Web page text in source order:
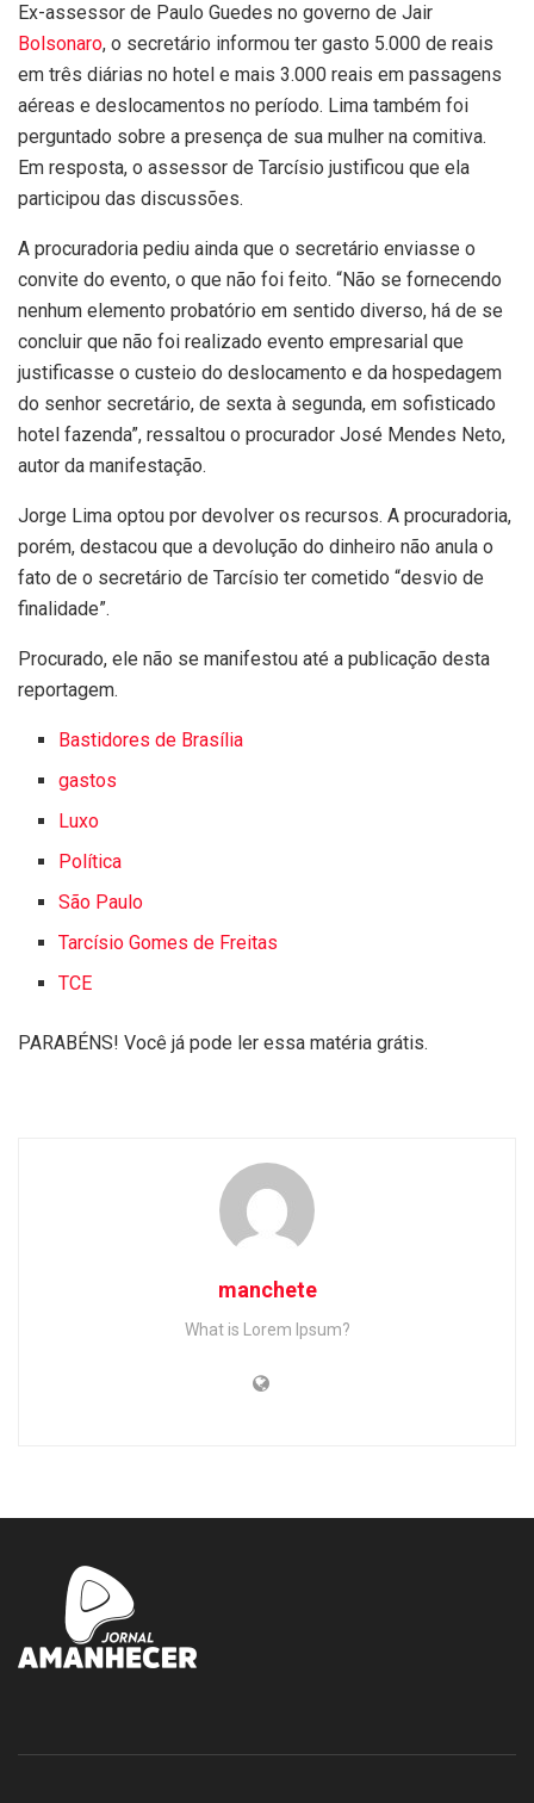
Ex-assessor de Paulo Guedes no governo de Jair
Bolsonaro, o secretário informou ter gasto 5.000 de reais
em três diárias no hotel e mais 3.000 reais em passagens
aéreas e deslocamentos no período. Lima também foi
perguntado sobre a presença de sua mulher na comitiva.
Em resposta, o assessor de Tarcísio justificou que ela
participou das discussões.
A procuradoria pediu ainda que o secretário enviasse o
convite do evento, o que não foi feito. “Não se fornecendo
nenhum elemento probatório em sentido diverso, há de se
concluir que não foi realizado evento empresarial que
justificasse o custeio do deslocamento e da hospedagem
do senhor secretário, de sexta à segunda, em sofisticado
hotel fazenda”, ressaltou o procurador José Mendes Neto,
autor da manifestação.
Jorge Lima optou por devolver os recursos. A procuradoria,
porém, destacou que a devolução do dinheiro não anula o
fato de o secretário de Tarcísio ter cometido “desvio de
finalidade”.
Procurado, ele não se manifestou até a publicação desta
reportagem.
Bastidores de Brasília
gastos
Luxo
Política
São Paulo
Tarcísio Gomes de Freitas
TCE
PARABÉNS! Você já pode ler essa matéria grátis.
manchete
What is Lorem Ipsum?